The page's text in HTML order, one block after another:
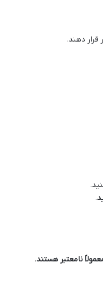
دهند.
.
نامعتبر هستند.